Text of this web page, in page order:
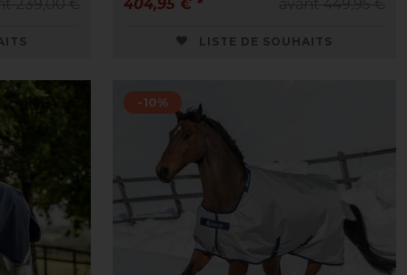
404,95 € *
LISTE DE SOUHAITS
-10%